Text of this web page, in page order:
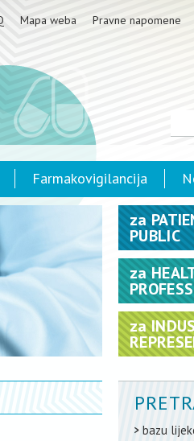
Mapa weba Pravne napomene
Farmakovigilancija
za
PUBLIC
za
za
bazu